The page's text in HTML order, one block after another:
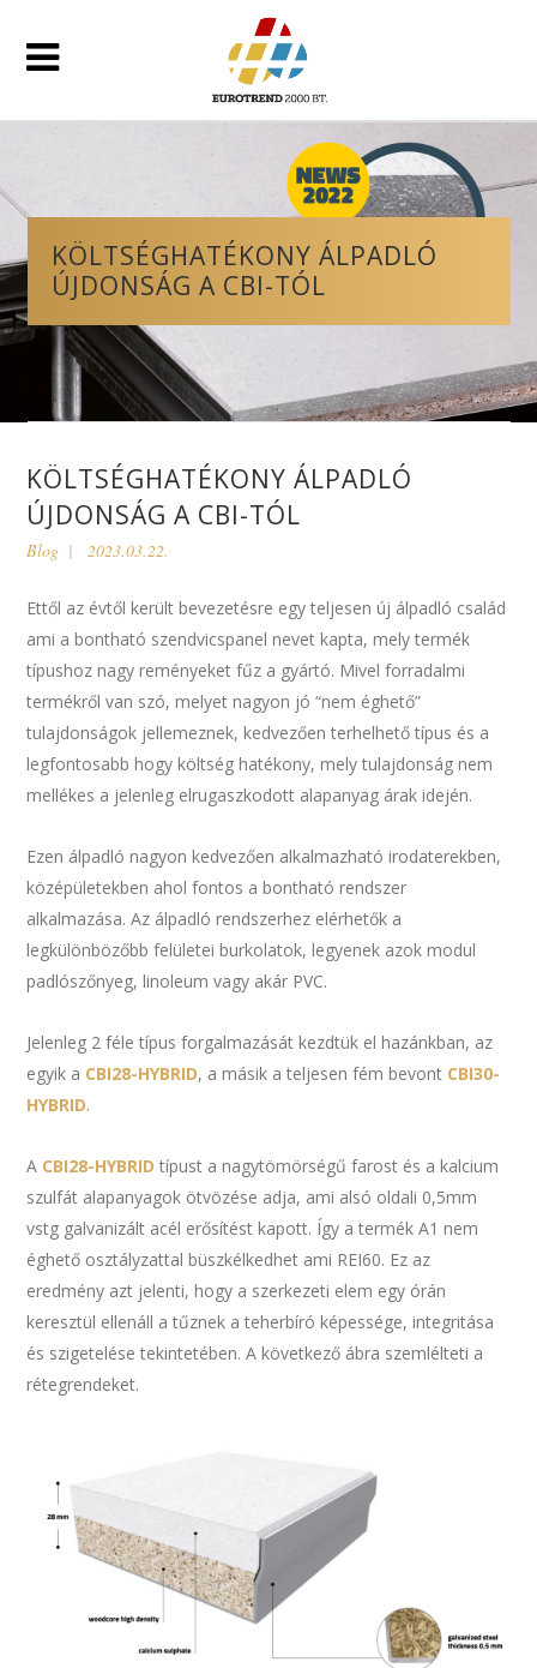
KÖLTSÉGHATÉKONY ÁLPADLÓ
ÚJDONSÁG A CBI-TÓL
KÖLTSÉGHATÉKONY ÁLPADLÓ
ÚJDONSÁG A CBI-TÓL
Blog 2023.03.22.
Ettől az évtől került bevezetésre egy teljesen új álpadló család
ami a bontható szendvicspanel nevet kapta, mely termék
típushoz nagy reményeket fűz a gyártó. Mivel forradalmi
termékről van szó, melyet nagyon jó “nem éghető”
tulajdonságok jellemeznek, kedvezően terhelhető típus és a
legfontosabb hogy költség hatékony, mely tulajdonság nem
mellékes a jelenleg elrugaszkodott alapanyag árak idején.
Ezen álpadló nagyon kedvezően alkalmazható irodaterekben,
középületekben ahol fontos a bontható rendszer
alkalmazása. Az álpadló rendszerhez elérhetők a
legkülönbözőbb felületei burkolatok, legyenek azok modul
padlószőnyeg, linoleum vagy akár PVC.
Jelenleg 2 féle típus forgalmazását kezdtük el hazánkban, az
egyik a CBI28-HYBRID, a másik a teljesen fém bevont CBI30-
HYBRID.
A CBI28-HYBRID típust a nagytömörségű farost és a kalcium
szulfát alapanyagok ötvözése adja, ami alsó oldali 0,5mm
vstg galvanizált acél erősítést kapott. Így a termék A1 nem
éghető osztályzattal büszkélkedhet ami REI60. Ez az
eredmény azt jelenti, hogy a szerkezeti elem egy órán
keresztül ellenáll a tűznek a teherbíró képessége, integritása
és szigetelése tekintetében. A következő ábra szemlélteti a
rétegrendeket.